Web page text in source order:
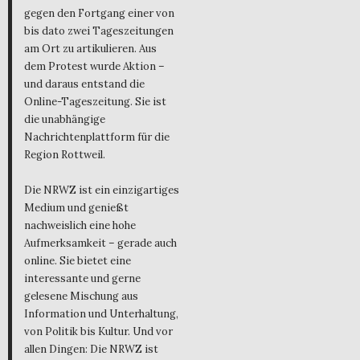
gegen den Fortgang einer von
bis dato zwei Tageszeitungen
am Ort zu artikulieren. Aus
dem Protest wurde Aktion –
und daraus entstand die
Online-Tageszeitung. Sie ist
die unabhängige
Nachrichtenplattform für die
Region Rottweil.
Die NRWZ ist ein einzigartiges
Medium und genießt
nachweislich eine hohe
Aufmerksamkeit – gerade auch
online. Sie bietet eine
interessante und gerne
gelesene Mischung aus
Information und Unterhaltung,
von Politik bis Kultur. Und vor
allen Dingen: Die NRWZ ist